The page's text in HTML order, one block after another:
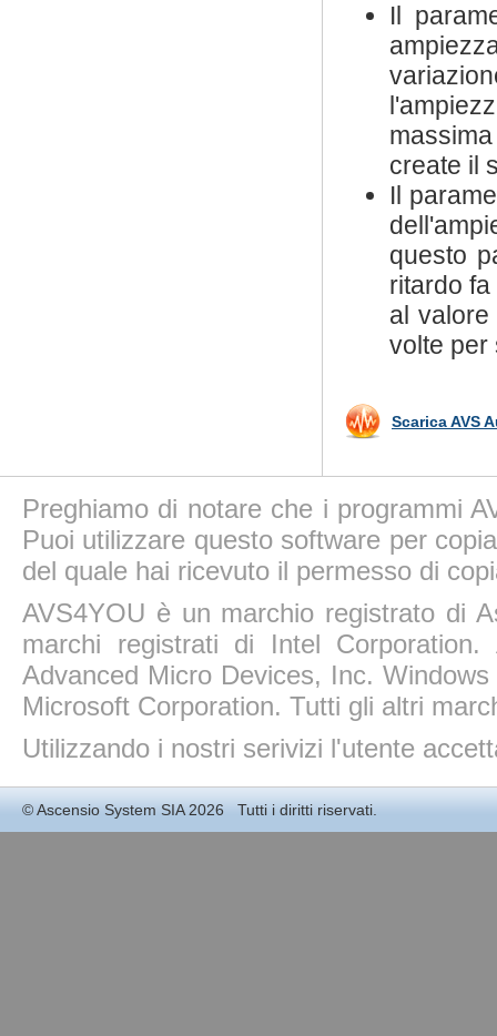
Il
create il
Il
questo
ritardo
al
volte per
Scarica AVS
Preghiamo di notare che i programmi
Puoi utilizzare questo software per
del quale hai ricevuto il permesso di
AVS4YOU è un marchio registrato di
marchi registrati di Intel
Advanced Micro Devices, Inc.
Microsoft Corporation. Tutti gli altri
Utilizzando i nostri serivizi l'utente
©Ascensio System SIA2026 Tutti i diritti riservati.